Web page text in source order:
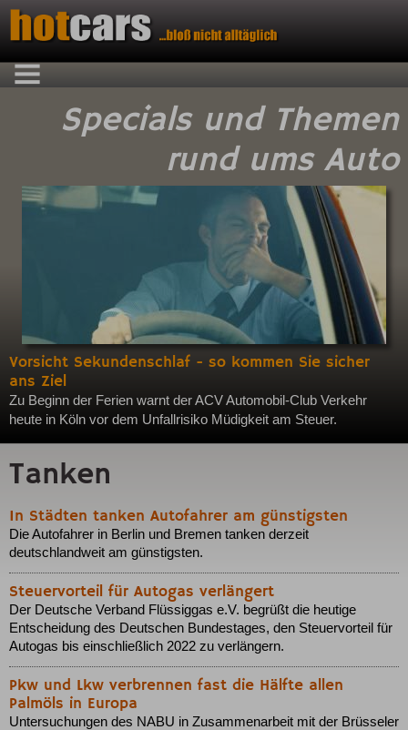
Specials und Themen
rund ums Auto
Vorsicht Sekundenschlaf - so kommen Sie sicher
ans Ziel
Zu Beginn der Ferien warnt der ACV Automobil-Club Verkehr
heute in Köln vor dem Unfallrisiko Müdigkeit am Steuer.
Tanken
In Städten tanken Autofahrer am günstigsten
Die Autofahrer in Berlin und Bremen tanken derzeit
deutschlandweit am günstigsten.
Steuervorteil für Autogas verlängert
Der Deutsche Verband Flüssiggas e.V. begrüßt die heutige
Entscheidung des Deutschen Bundestages, den Steuervorteil für
Autogas bis einschließlich 2022 zu verlängern.
Pkw und Lkw verbrennen fast die Hälfte allen
Palmöls in Europa
Untersuchungen des NABU in Zusammenarbeit mit der Brüsseler